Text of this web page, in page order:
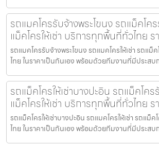
รถแมคโครรับจ้างพระโขนง รถแม็คโค
แม็คโครให้เช่า บริการทุกพื้นที่ทั่วไทย ร
รถแมคโครรับจ้างพระโขนง รถแมคโครให้เช่า รถแม็
ไทย ในราคาเป็นกันเอง พร้อมด้วยทีมงานที่มีประส
รถแม็คโครให้เช่าบางปะอิน รถแม็คโค
แม็คโครให้เช่า บริการทุกพื้นที่ทั่วไทย ร
รถแม็คโครให้เช่าบางปะอิน รถแมคโครให้เช่า รถแม็
ไทย ในราคาเป็นกันเอง พร้อมด้วยทีมงานที่มีประส